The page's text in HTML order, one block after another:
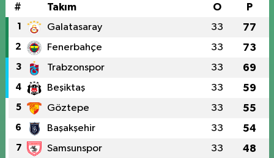
# Takım O P
1 Galatasaray 33 77
2 Fenerbahçe 33 73
3 Trabzonspor 33 69
4 Beşiktaş 33 59
5 Göztepe 33 55
6 Başakşehir 33 54
7 Samsunspor 33 48